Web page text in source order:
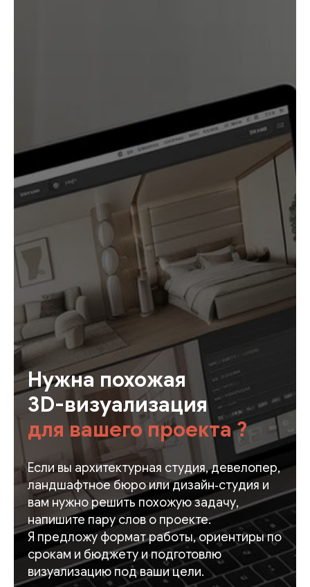
Нужна похожая
3D-визуализация
для вашего проекта ?
Если вы архитектурная студия, девелопер,
ландшафтное бюро или дизайн‑студия и
вам нужно решить похожую задачу,
напишите пару слов о проекте.
Я предложу формат работы, ориентиры по
срокам и бюджету и подготовлю
визуализацию под ваши цели.